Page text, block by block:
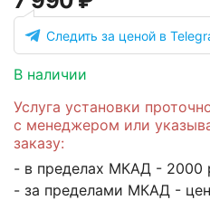
Следить за ценой в
В наличии
Услуга установки
с менеджером или
заказу:
- в пределах МКАД - 2000
- за пределами МКАД -